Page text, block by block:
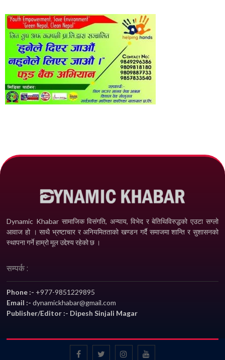
Dynamic Khabar सामाजिक विसंगति, अन्याय, विभेद­ र बेतिथिविरुद्धको एउटा सग्लो
आवाज हो । साथै भ्रष्टाचार र अनियमितताको खण्डन गर्दै समाजमा शान्ति र सुशासनको
स्थापना गर्ने हाम्रो मूल उद्देश्य रहेको छ ।
सम्पर्क :
Phone :- +977-9851229895
Email :-dynamickhabar@gmail.com
Publisher/Editor :- Dipesh Sinjali Magar